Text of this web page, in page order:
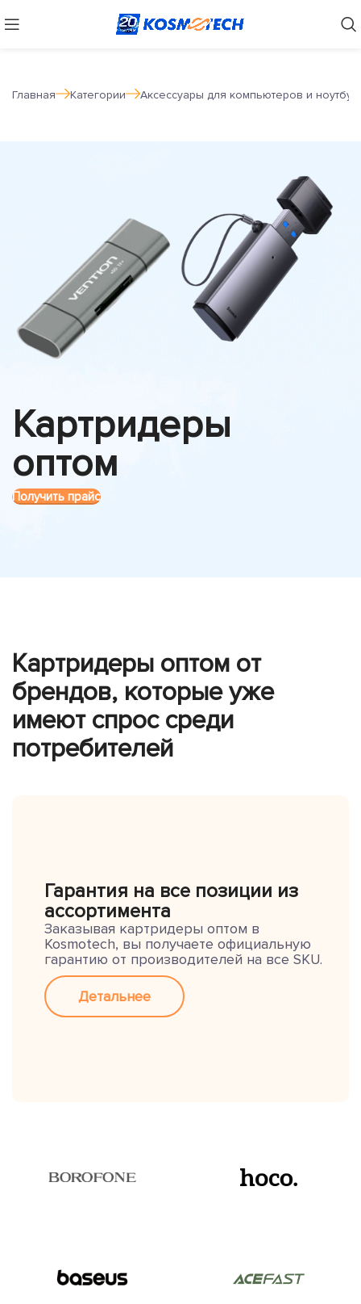
Главная Категории Аксессуары для компьютеров и
Картридеры
оптом
Получить прайс
Картридеры оптом от
брендов, которые уже
имеют спрос среди
потребителей
Гарантия на все позиции из
ассортимента
Заказывая картридеры оптом в
Kosmotech, вы получаете официальную
гарантию от производителей на все SKU.
Детальнее